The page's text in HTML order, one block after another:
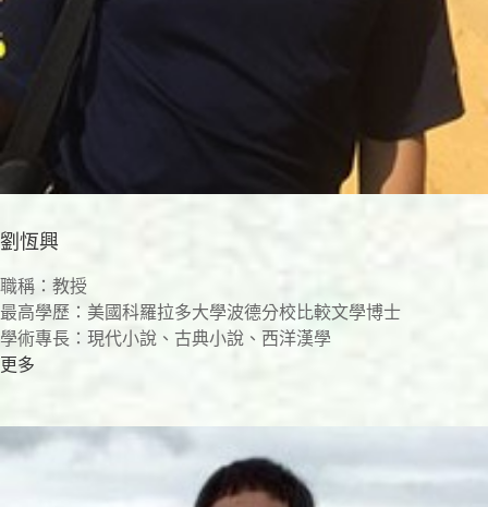
劉恆興
職稱：教授
最高學歷：美國科羅拉多大學波德分校比較文學博士
學術專長：現代小說、古典小說、西洋漢學
更多